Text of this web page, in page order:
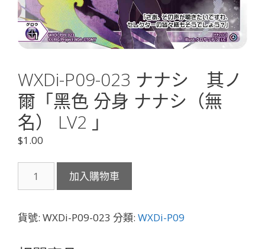
WXDi-P09-023 ナナシ 其ノ
爾「黑色 分身 ナナシ（無
名） LV2 」
$1.00
P09-
ナ
加入購物車
貨號: WXDi-P09-023 分類: WXDi-P09